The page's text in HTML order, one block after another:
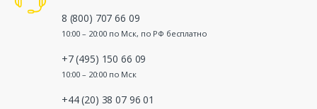
8 (800) 707 66 09
10:00 – 20:00 по Мск, по РФ бесплатно
+7 (495) 150 66 09
10:00 – 20:00 по Мск
+44 (20) 38 07 96 01